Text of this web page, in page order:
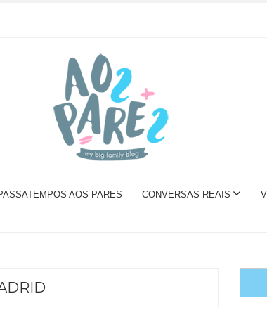
AOS PARES CONVERSAS REAIS